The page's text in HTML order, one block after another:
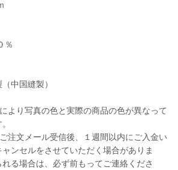
％
中国縫製）
より写真の色と実際の商品の色が異なって
注文メール受信後、１週間以内にご入金い
ンセルをさせていただく場合がありま
る場合は、必ず前もってご連絡くださ